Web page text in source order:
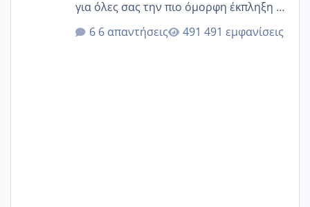
για όλες σας την πιο όμορφη έκπληξη 🧿
@Elk @Melikara86 @Παρασκευαιδου
@Zenia z @melitiniღ @Christi.D.
6 απαντήσεις 491 εμφανίσεις